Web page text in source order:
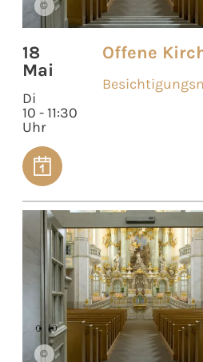
©
18
Mai
Di
10 - 11:30
Uhr
Offene
©